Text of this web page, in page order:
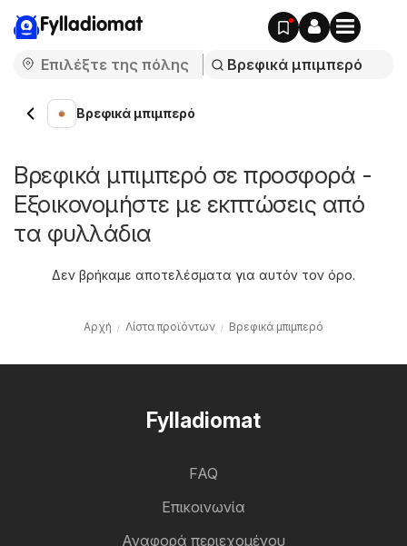
Fylladiomat
Βρεφικά μπιμπερό
Βρεφικά μπιμπερό σε προσφορά -
Εξοικονομήστε με εκπτώσεις από
τα φυλλάδια
Δεν βρήκαμε αποτελέσματα για αυτόν τον όρο.
Αρχή Λίστα προϊόντων Βρεφικά μπιμπερό
Fylladiomat
FAQ
Επικοινωνία
Αναφορά περιεχομένου